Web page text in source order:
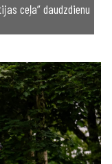
ceļa” daudzdienu